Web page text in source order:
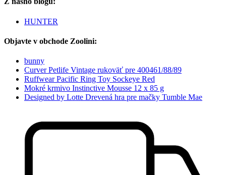
HUNTER
Objavte v obchode Zoolini:
bunny
Curver Petlife Vintage rukoväť pre 400461/88/89
Ruffwear Pacific Ring Toy Sockeye Red
Mokré krmivo Instinctive Mousse 12 x 85 g
Designed by Lotte Drevená hra pre mačky Tumble Mae